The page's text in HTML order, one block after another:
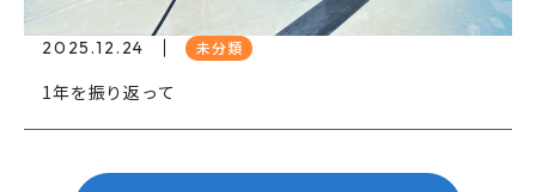
2025.12.24 未分類
1年を振り返って